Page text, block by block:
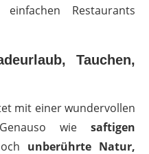
Restaurants
Tauchen,
mit einer wundervollen
wie saftigen
unberührte Natur,